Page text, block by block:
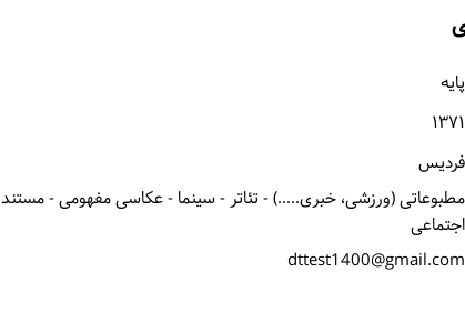
پایه
۱۳۷۱
فردیس
مطبوعاتی (ورزشی، خبری.....) - تئاتر - سینما - عکاسی مفهومی - مستند
اجتماعی
dttest1400@gmail.com